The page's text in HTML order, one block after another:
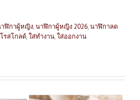
ฬิกาผู้หญิง,นาฬิกาผู้หญิง 2026,นาฬิกาลด
โรสโกลด์,ใส่ทำงาน,ใส่ออกงาน